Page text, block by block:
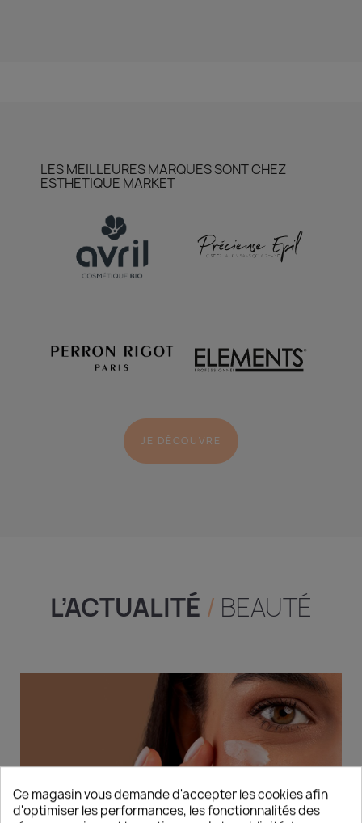
LES MEILLEURES MARQUES SONT CHEZ
ESTHETIQUE MARKET
JE DÉCOUVRE
L’ACTUALITÉ / BEAUTÉ
Ce magasin vous demande d'accepter les cookies afin
d'optimiser les performances, les fonctionnalités des